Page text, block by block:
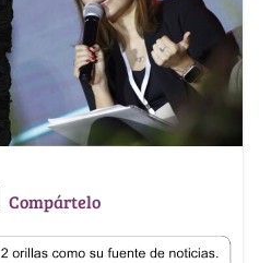
T
r
Compártelo